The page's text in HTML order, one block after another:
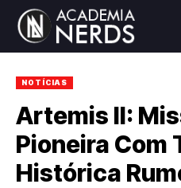
NOTÍCIAS
Artemis II:
Pioneira Com
Histórica